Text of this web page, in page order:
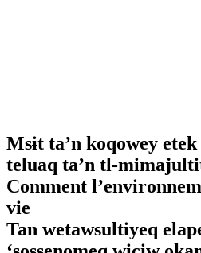
Msɨt ta’n koqowey
teluaq ta’n tl-
Comment
vie
Tan wetawsultiyeq